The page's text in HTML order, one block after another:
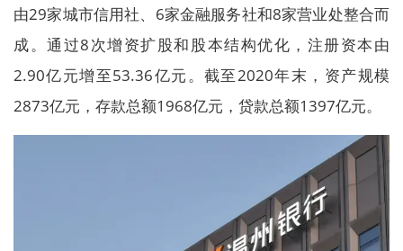
由29家城市信用社、6家金融服务社和8家营业处整合而
成。通过8次增资扩股和股本结构优化，注册资本由
2.90亿元增至53.36亿元。截至2020年末，资产规模
2873亿元，存款总额1968亿元，贷款总额1397亿元。